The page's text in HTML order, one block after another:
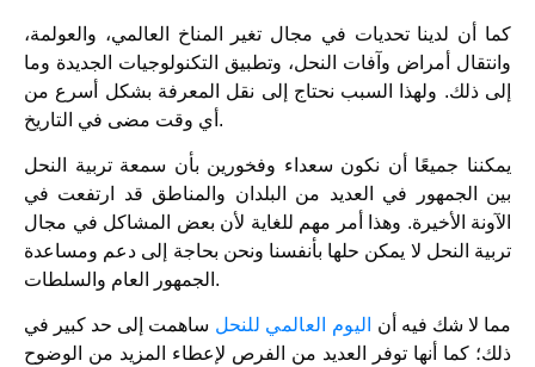
كما أن لدينا تحديات في مجال تغير المناخ العالمي، والعولمة،
وانتقال أمراض وآفات النحل، وتطبيق التكنولوجيات الجديدة وما
إلى ذلك. ولهذا السبب نحتاج إلى نقل المعرفة بشكل أسرع من
أي وقت مضى في التاريخ.
يمكننا جميعًا أن نكون سعداء وفخورين بأن سمعة تربية النحل
بين الجمهور في العديد من البلدان والمناطق قد ارتفعت في
الآونة الأخيرة. وهذا أمر مهم للغاية لأن بعض المشاكل في مجال
تربية النحل لا يمكن حلها بأنفسنا ونحن بحاجة إلى دعم ومساعدة
الجمهور العام والسلطات.
مما لا شك فيه أن اليوم العالمي للنحل ساهمت إلى حد كبير في
ذلك؛ كما أنها توفر العديد من الفرص لإعطاء المزيد من الوضوح